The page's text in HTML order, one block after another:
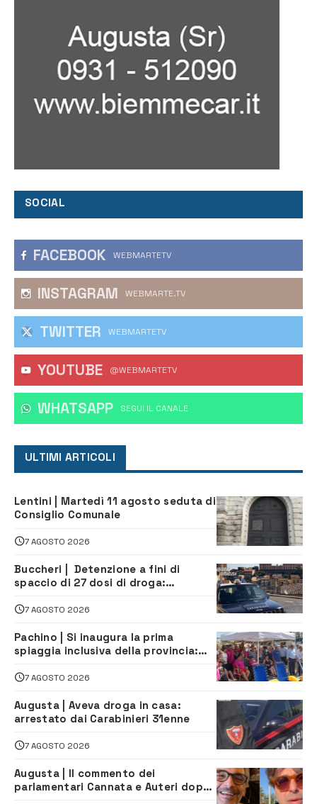
SOCIAL
FACEBOOK WEBMARTETV
INSTAGRAM WEBMARTE.TV
TWITTER WEBMARTETV
YOUTUBE @WEBMARTETV
WHATSAPP ‎SEGUI IL CANALE
ULTIMI ARTICOLI
Lentini | Martedì 11 agosto seduta di
Consiglio Comunale
7 AGOSTO 2026
Buccheri | Detenzione a fini di
spaccio di 27 dosi di droga:
7 AGOSTO 2026
Pachino | Si inaugura la prima
spiaggia inclusiva della provincia:
tutti
7 AGOSTO 2026
Augusta | Aveva droga in casa:
arrestato dai Carabinieri 31enne
7 AGOSTO 2026
Augusta | Il commento dei
parlamentari Cannata e Auteri dopo